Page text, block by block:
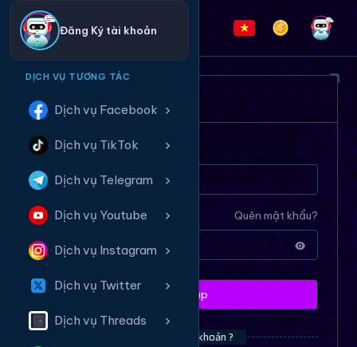
Đăng Ký tài khoản
DỊCH VỤ TƯƠNG TÁC
Dịch vụ Facebook
Dịch vụ TikTok
Dịch vụ Telegram
Dịch vụ Youtube
Dịch vụ Instagram
Dịch vụ Twitter
Dịch vụ Threads
ĐĂNG NHẬP HỆ THỐNG
Tên tài khoản
Quên mật khẩu?
Mật khẩu
Đăng nhập
Bạn chưa có tài khoản ?